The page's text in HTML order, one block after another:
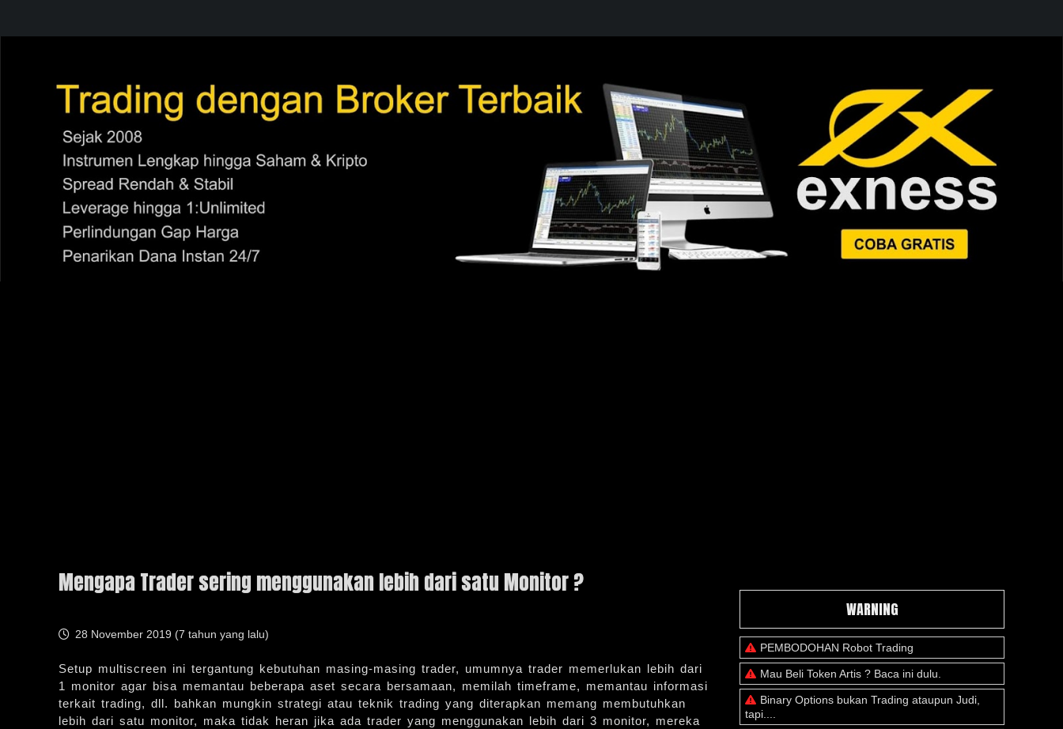
Mengapa Trader sering menggunakan lebih dari satu Monitor ?
28 November 2019 (7 tahun yang lalu)
Setup multiscreen ini tergantung kebutuhan masing-masing trader, umumnya trader memerlukan lebih dari
1 monitor agar bisa memantau beberapa aset secara bersamaan, memilah timeframe, memantau informasi
terkait trading, dll. bahkan mungkin strategi atau teknik trading yang diterapkan memang membutuhkan
lebih dari satu monitor, maka tidak heran jika ada trader yang menggunakan lebih dari 3 monitor, mereka
WARNING
PEMBODOHAN Robot Trading
Mau Beli Token Artis ? Baca ini dulu.
Binary Options bukan Trading ataupun Judi,
tapi....